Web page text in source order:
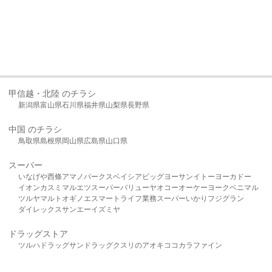
甲信越・北陸 のチラシ
新潟県富山県石川県福井県山梨県長野県
中国 のチラシ
鳥取県島根県岡山県広島県山口県
スーパー
いなげや西條アマノパークスベイシア ビッグヨーサンイトーヨーカドー
イオンカスミ マルエツスーパーバリューヤオコーオーケー ヨークベニマル
ツルヤマルト オギノ エスマート ライフ業務スーパーいかり フジグラン
ダイレックスサンエーイズミヤ
ドラッグストア
ツルハドラッグサンドラッグクスリのアオキ ココカラファイン